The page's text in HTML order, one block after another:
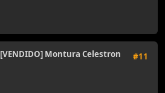
#11
[VENDIDO] Montura Celestron